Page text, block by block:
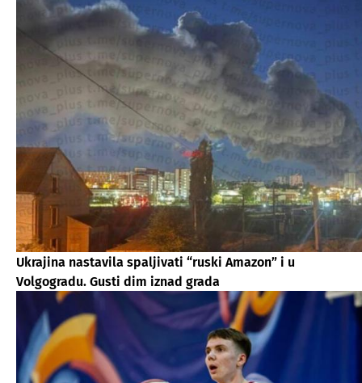
Ukrajina nastavila spaljivati “ruski Amazon” i u
Volgogradu. Gusti dim iznad grada